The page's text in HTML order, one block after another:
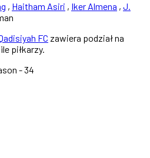
, Haitham Asiri , Iker Almena , J.
FC zawiera podział na
piłkarzy.
- 34